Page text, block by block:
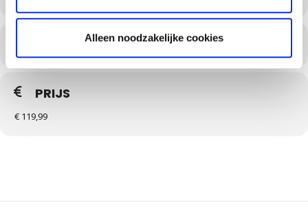
Alleen noodzakelijke cookies
BOEK HIER JE TICKET
PRIJS
€ 119,99